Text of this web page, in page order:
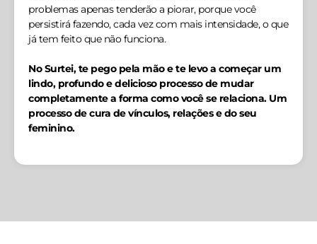
problemas apenas tenderão a piorar, porque você
persistirá fazendo, cada vez com mais intensidade, o que
já tem feito que não funciona.
No Surtei, te pego pela mão e te levo a começar um
lindo, profundo e delicioso processo de mudar
completamente a forma como você se relaciona. Um
processo de cura de vínculos, relações e do seu
feminino.